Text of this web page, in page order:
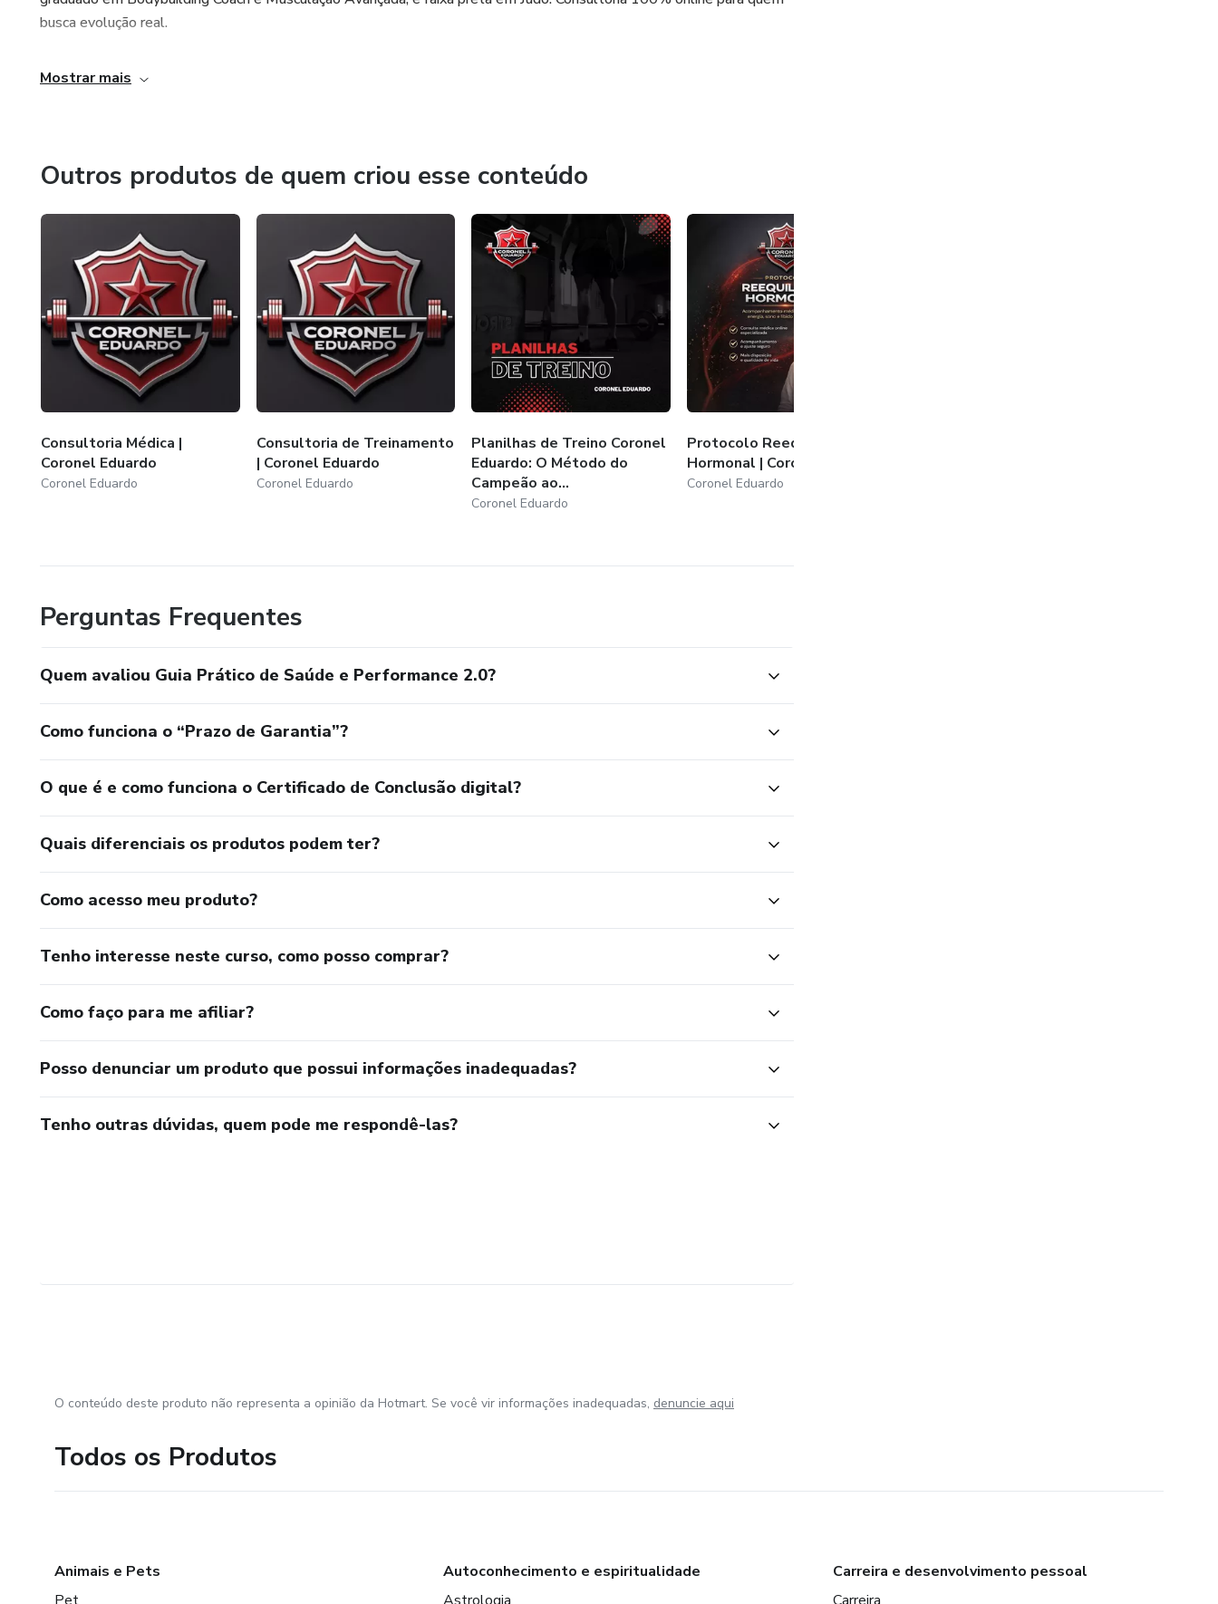
busca evolução real.
Mostrar mais
Outros produtos de quem criou esse conteúdo
Consultoria Médica |
Coronel Eduardo
Coronel Eduardo
Consultoria de Treinamento
| Coronel Eduardo
Coronel Eduardo
Planilhas de Treino Coronel
Eduardo: O Método do
Campeão ao...
Coronel Eduardo
Protocolo Reequilíbrio
Hormonal | Coronel Eduardo
Coronel Eduardo
Perguntas Frequentes
Quem avaliou Guia Prático de Saúde e Performance 2.0?
Como funciona o “Prazo de Garantia”?
O que é e como funciona o Certificado de Conclusão digital?
Quais diferenciais os produtos podem ter?
Como acesso meu produto?
Tenho interesse neste curso, como posso comprar?
Como faço para me afiliar?
Posso denunciar um produto que possui informações inadequadas?
Tenho outras dúvidas, quem pode me respondê-las?
O conteúdo deste produto não representa a opinião da Hotmart. Se você vir informações inadequadas, denuncie aqui
Todos os Produtos
Animais e Pets
Autoconhecimento e espiritualidade
Carreira e desenvolvimento pessoal